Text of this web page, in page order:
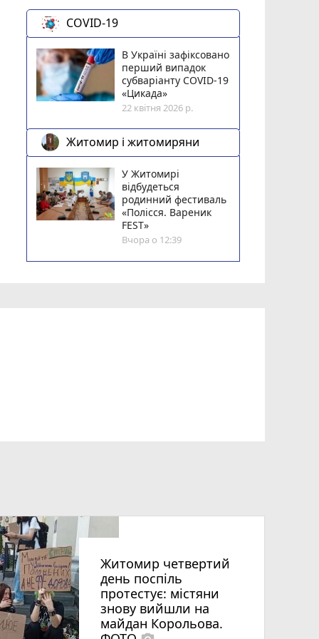
COVID-19
В Україні зафіксовано
перший випадок
субваріанту COVID-19
«Цикада»
22 квітня 2026 р.
Житомир і житомиряни
У Житомирі
відбудеться
родинний фестиваль
«Полісся. Вареник
FEST»
Вчора о 12:39
Житомир четвертий
день поспіль
протестує: містяни
знову вийшли на
майдан Корольова.